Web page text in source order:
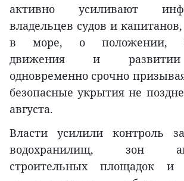
активно усиливают
владельцев судов и
в море, о положении,
движения и
одновременно срочно
безопасные укрытия не
августа.
Власти усилили контроль
водохранилищ, зон
строительных площадок и